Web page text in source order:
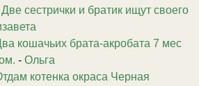
Две сестрички и братик ищут своего
кошачьих брата-акробата 7 мес
- Ольга
котенка окраса Черная